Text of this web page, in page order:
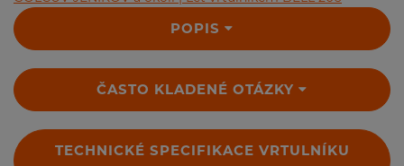
POPIS
ČASTO KLADENÉ OTÁZKY